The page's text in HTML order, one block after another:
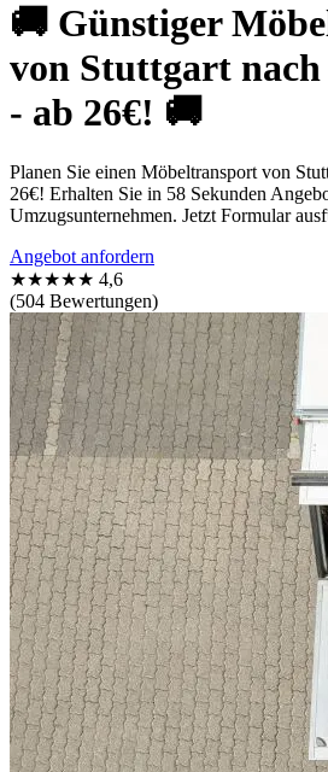
🚚 Günstiger
von Stuttgart
- ab 26€! 🚚
Planen Sie einen Möbeltransport von
26€! Erhalten Sie in 58 Sekunden
Umzugsunternehmen. Jetzt Formular
Angebot anfordern
★★★★★ 4,6
(504 Bewertungen)